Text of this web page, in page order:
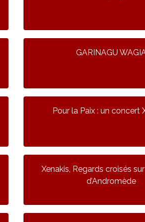
GARINAGU
Pour la Paix : un concert
Xenakis, Regards croisés
d’Andromède